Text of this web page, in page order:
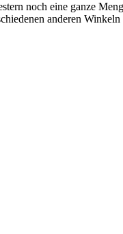
noch eine ganze
anderen